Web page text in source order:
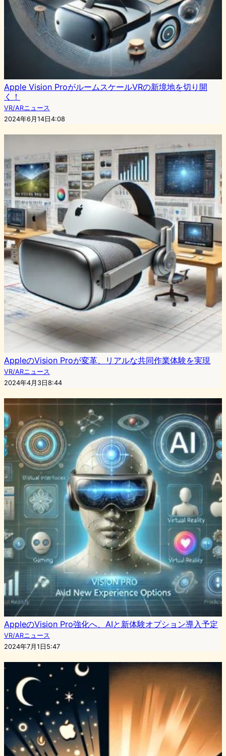
Apple Vision ProがルームスケールVRの新境地を切り開
く！
VR/ARニュース
2024年6月14日4:08
AppleのVision Proが変革、リアルな共同作業体験を実現
VR/ARニュース
2024年4月3日8:44
AppleのVision Pro強化へ、AIと新体験オプション導入予定
VR/ARニュース
2024年7月1日5:47